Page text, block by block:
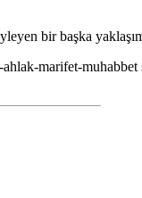
bir başka
marifet-